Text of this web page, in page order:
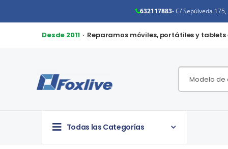
632117883- C/ Sepúlveda
Desde 2011· Reparamos móviles, portátiles y tablets
Todas las Categorías